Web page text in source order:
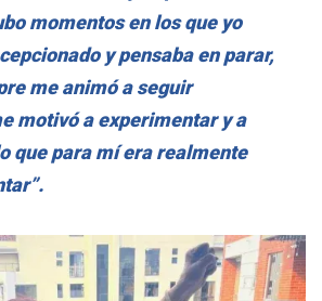
momentos en los que yo
y pensaba en parar,
me animó a seguir
motivó a experimentar y a
que para mí era realmente